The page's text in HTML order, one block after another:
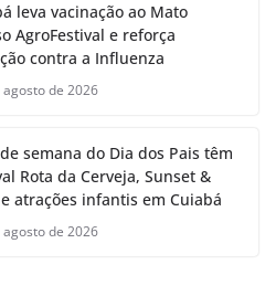
leva vacinação ao Mato
AgroFestival e reforça
contra a Influenza
agosto de 2026
semana do Dia dos Pais têm
Rota da Cerveja, Sunset &
atrações infantis em Cuiabá
agosto de 2026